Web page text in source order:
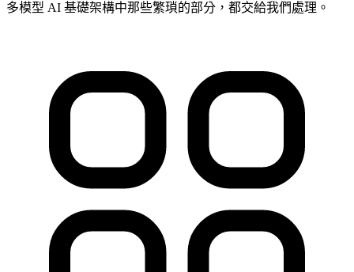
多模型 AI 基礎架構中那些繁瑣的部分，都交給我們處理。